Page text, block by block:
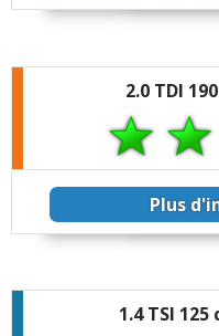
2.0 TDI
Plus
1.4 TSI 125